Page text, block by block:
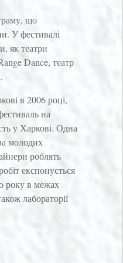
що
У фестивалі
як театри
Dance, театр
в 2006 році,
на
у Харкові. Одна
молодих
роблять
експонується
року в межах
лабораторії